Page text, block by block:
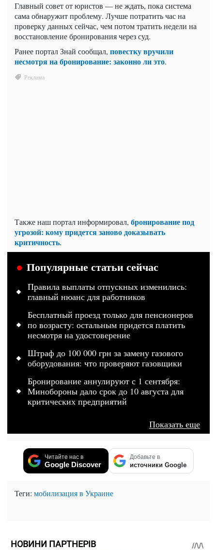
Главный совет от юристов — не ждать, пока система
сама обнаружит проблему. Лучше потратить час на
проверку данных сейчас, чем потом тратить недели на
восстановление бронирования через суд.
Ранее портал Знай сообщал, повестку вручили
несмотря на бронирование: законно ли это.
Также наш портал информировал, бронирование под
угрозой: кому придется заново доказывать
критичность.
Популярные статьи сейчас
Правила выплаты отпускных изменились:
главный нюанс для работников
Бесплатный проезд только для пенсионеров
по возрасту: остальным придется платить
несмотря на удостоверение
Штраф до 100 000 грн за замену газового
оборудования: что проверяют газовщики
Бронирование аннулируют с 1 сентября:
Минобороны дало срок до 10 августа для
критических предприятий
Показать еще
Читайте нас в
Google Discover
Добавьте в
источники Google
Теги: мобилизация в Украине
НОВИНИ ПАРТНЕРІВ